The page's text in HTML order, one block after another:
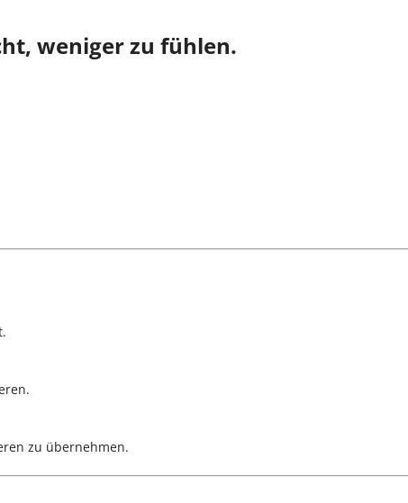
weniger zu fühlen.
zu übernehmen.